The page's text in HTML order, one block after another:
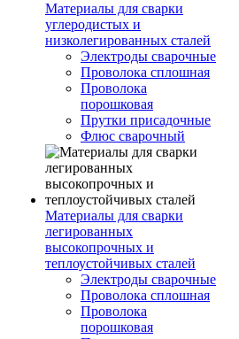
Материалы для сварки
углеродистых и
низколегированных сталей
Электроды сварочные
Проволока сплошная
Проволока
порошковая
Прутки присадочные
Флюс сварочный
Материалы для сварки
легированных
высокопрочных и
теплоустойчивых сталей
Электроды сварочные
Проволока сплошная
Проволока
порошковая